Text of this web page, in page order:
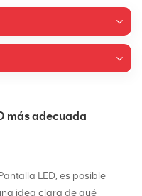
más adecuada
LED, es posible
idea clara de qué